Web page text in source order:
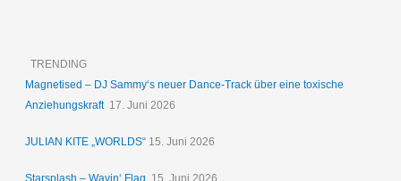
TRENDING
Magnetised – DJ Sammy‘s neuer Dance-Track über eine toxische
Anziehungskraft 17. Juni 2026
JULIAN KITE „WORLDS“ 15. Juni 2026
Starsplash – Wavin‘ Flag 15. Juni 2026